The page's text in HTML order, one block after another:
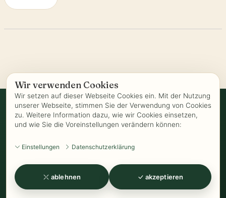
Wir verwenden Cookies
Wir setzen auf dieser Webseite Cookies ein. Mit der Nutzung
unserer Webseite, stimmen Sie der Verwendung von Cookies
zu. Weitere Information dazu, wie wir Cookies einsetzen,
und wie Sie die Voreinstellungen verändern können:
Einstellungen Datenschutzerklärung
ablehnen akzeptieren
Vertrag widerrufen
AGB Biozertifizierung - Datenschutz
Widerrufsformular-Zahlung
www.Kathrins-Teeladen.de -www.Kathrins-Teeshop.de